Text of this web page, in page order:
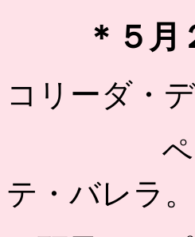
＊５
コリーダ・
ペピン・
テ・バレラ。